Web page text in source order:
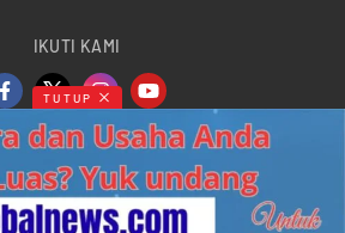
IKUTI KAMI
Papuaglobalnews.com | All rights
reserved
TUTUP